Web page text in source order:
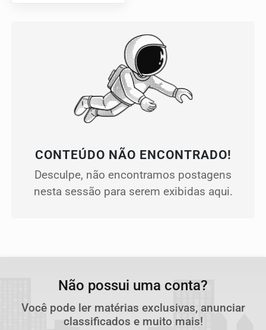
CONTEÚDO NÃO ENCONTRADO!
Desculpe, não encontramos postagens
nesta sessão para serem exibidas aqui.
Não possui uma conta?
Você pode ler matérias exclusivas, anunciar
classificados e muito mais!